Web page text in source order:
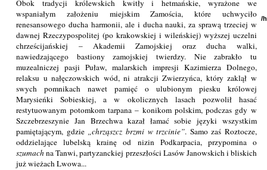
Obok tradycji królewskich kwitły i hetmańskie, wyrażone we
wspaniałym założeniu miejskim Zamościa, które uchwyciło
renesansowego ducha harmonii, ale i ducha nauki, za sprawą trzeciej w
dawnej Rzeczypospolitej (po krakowskiej i wileńskiej) wyższej uczelni
chrześcijańskiej – Akademii Zamojskiej oraz ducha walki,
nawiedzającego bastiony zamojskiej twierdzy. Nie zabrakło tu
muzealniczej pasji Puław, malarskich impresji Kazimierza Dolnego,
relaksu u nałęczowskich wód, ni atrakcji Zwierzyńca, który zaklął w
swych pomnikach nawet pamięć o ulubionym piesku królowej
Marysieńki Sobieskiej, a w okolicznych lasach pozwolił hasać
restytuowanym potomkom tarpana – konikom polskim, podczas gdy w
Szczebrzeszynie Jan Brzechwa kazał łamać sobie języki wszystkim
pamiętającym, gdzie
chrząszcz brzmi w trzcinie . Samo zaś Roztocze,
oddzielające lubelską krainę od nizin Podkarpacia, przypomina o
szumachna Tanwi, partyzanckiej przeszłości Lasów Janowskich i bliskich
już wieżach Lwowa...
/